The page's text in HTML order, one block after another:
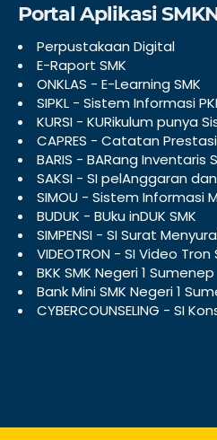
Portal Aplikasi
Perpustakaan Digital
E-Raport SMK
ONKLAS - E-Learning SMK
SIPKL - Sistem Informasi
KURSI - KURikulum punya
CAPRES - Catatan
BARIS - BARang Inventaris
SAKSI - SI pelAnggaran
SIMOU - Sistem Informasi
BUDUK - BUku inDUK SMK
SIMPENSI - SI Surat
VIDEOTRON - SI Video Tron
BKK SMK Negeri 1 Sumenep
Bank Mini SMK Negeri 1
CYBERCOUNSELING - SI